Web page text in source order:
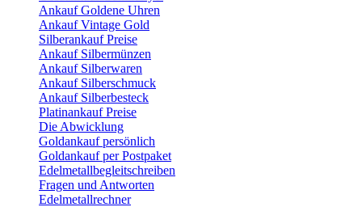
Ankauf Goldene Uhren
Ankauf Vintage Gold
Silberankauf Preise
Ankauf Silbermünzen
Ankauf Silberwaren
Ankauf Silberschmuck
Ankauf Silberbesteck
Platinankauf Preise
Die Abwicklung
Goldankauf persönlich
Goldankauf per Postpaket
Edelmetallbegleitschreiben
Fragen und Antworten
Edelmetallrechner